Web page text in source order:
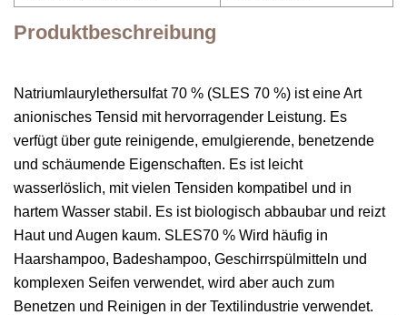
Produktbeschreibung
Natriumlaurylethersulfat 70 % (SLES 70 %) ist eine Art
anionisches Tensid mit hervorragender Leistung. Es
verfügt über gute reinigende, emulgierende, benetzende
und schäumende Eigenschaften. Es ist leicht
wasserlöslich, mit vielen Tensiden kompatibel und in
hartem Wasser stabil. Es ist biologisch abbaubar und reizt
Haut und Augen kaum. SLES70 % Wird häufig in
Haarshampoo, Badeshampoo, Geschirrspülmitteln und
komplexen Seifen verwendet, wird aber auch zum
Benetzen und Reinigen in der Textilindustrie verwendet.